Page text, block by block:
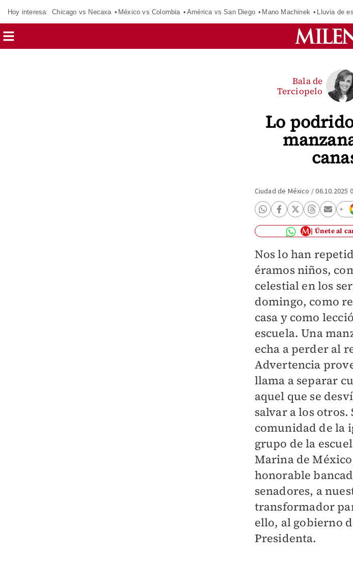
Hoy interesa: Chicago vs Necaxa México vs Colombia América vs San Diego Mano Machinek Lluvia de
Lo
Bala de
Terciopelo
Ciudad de México /06.10.2025
Únete al
Nos lo han
éramos niños,
celestial en los
domingo, como
casa y como
escuela. Una
echa a perder al
Advertencia
llama a separar
aquel que se
salvar a los otros.
comunidad de la
grupo de la
Marina de
honorable
senadores, a
transformador
ello, al gobierno
Presidenta.